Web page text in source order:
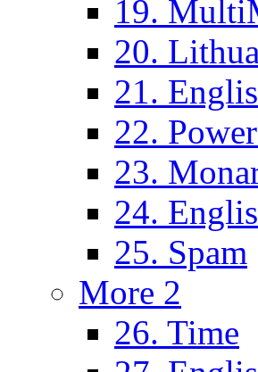
19.
20.
21.
22.
23.
24.
25. Spam
More 2
26. Time